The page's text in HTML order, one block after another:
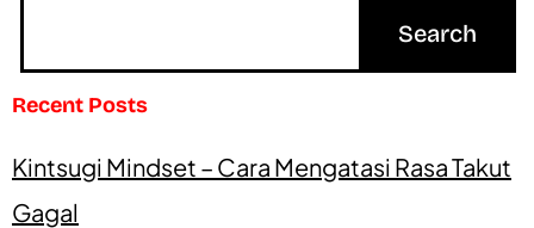
Recent Posts
Kintsugi Mindset – Cara Mengatasi Rasa Takut
Gagal